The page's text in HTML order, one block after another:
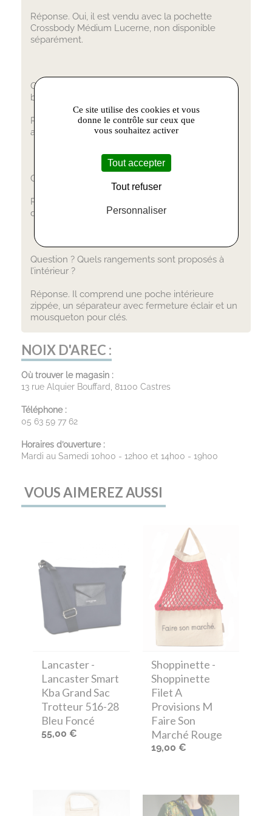
Réponse. Oui, il est vendu avec la pochette
Crossbody Médium Lucerne, non disponible
séparément.
Question ? Peut-on régler la longueur de la
bandoulière ?
Réponse. Oui, la bandoulière est réglable et
amovible pour un porté personnalisé.
Question ? Le sac dispose-t-il d’une garantie ?
Réponse. Oui, le Cabaïa Crossbody M bénéficie
d’une garantie à vie.
Question ? Quels rangements sont proposés à
l’intérieur ?
Réponse. Il comprend une poche intérieure
zippée, un séparateur avec fermeture éclair et un
mousqueton pour clés.
NOIX D'AREC :
Où trouver le magasin :
13 rue Alquier Bouffard, 81100 Castres
Téléphone :
05 63 59 77 62
Horaires d’ouverture :
Mardi au Samedi 10h00 - 12h00 et 14h00 - 19h00
VOUS AIMEREZ AUSSI
Lancaster-
Lancaster Smart
Kba Grand Sac
Trotteur 516-28
Bleu Foncé
55,00 €
Shoppinette -
Shoppinette
Filet A
Provisions M
Faire Son
Marché Rouge
19,00 €
Ce site utilise des cookies et vous
donne le contrôle sur ceux que
vous souhaitez activer
Tout accepter
Tout refuser
Personnaliser